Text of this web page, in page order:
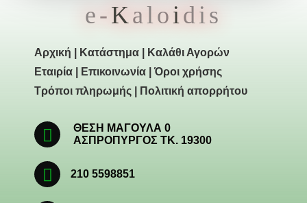
e-Kaloi dis
Αρχική Κατάστημα
Καλάθι Αγορών
Εταιρία
Επικοινωνία |Όροι χρήσης
Τρόποι πληρωμής
Πολιτική απορρήτου
ΘΕΣΗ ΜΑΓΟΥΛΑ 0
ΑΣΠΡΟΠΥΡΓΟΣ ΤΚ. 19300
210 5598851